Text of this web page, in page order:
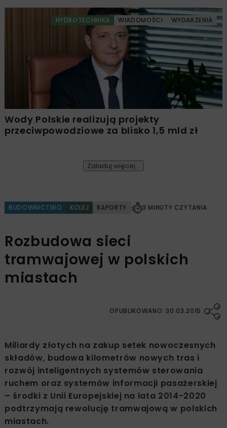
HYDROTECHNIKA WIADOMOŚCI WYDARZENIA
Wody Polskie realizują projekty
przeciwpowodziowe za blisko 1,5 mld zł
Załaduj więcej...
BUDOWNICTWO KOLEJ RAPORTY 3 MINUTY CZYTANIA
Rozbudowa sieci
tramwajowej w polskich
miastach
OPUBLIKOWANO: 30.03.2015
Miliardy złotych na zakup setek nowoczesnych
składów, budowa kilometrów nowych tras i
rozwój inteligentnych systemów sterowania
ruchem oraz systemów informacji pasażerskiej
– środki z Unii Europejskiej na lata 2014-2020
podtrzymają rewolucję tramwajową w polskich
miastach.